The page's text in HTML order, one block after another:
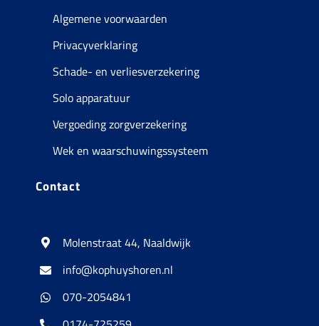
Algemene voorwaarden
Privacyverklaring
Schade- en verliesverzekering
Solo apparatuur
Vergoeding zorgverzekering
Wek en waarschuwingssysteem
Contact
Molenstraat 44, Naaldwijk
info@kophuyshoren.nl
070-2054841